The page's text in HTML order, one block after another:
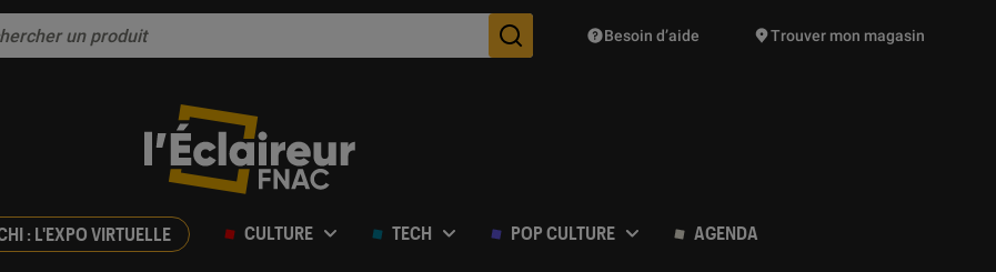
Des suggestions de produits vont vous être proposées
Besoin d’aide Trouver mon magasin
: L'EXPO VIRTUELLE CULTURE TECH POP CULTURE AGENDA